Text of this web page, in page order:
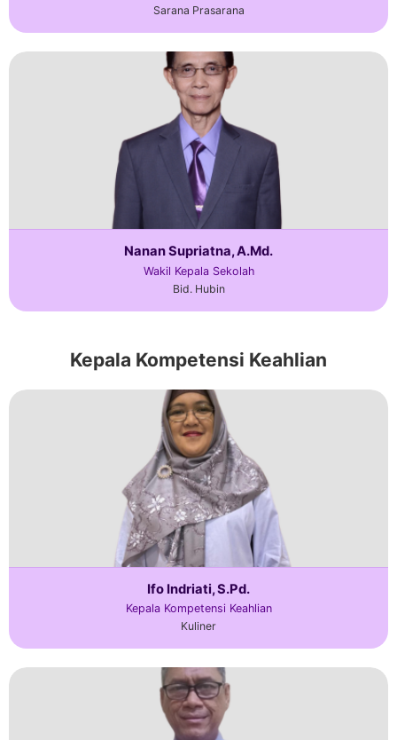
Sarana Prasarana
Nanan Supriatna, A.Md.
Wakil Kepala Sekolah
Bid. Hubin
Kepala Kompetensi Keahlian
Ifo Indriati, S.Pd.
Kepala Kompetensi Keahlian
Kuliner